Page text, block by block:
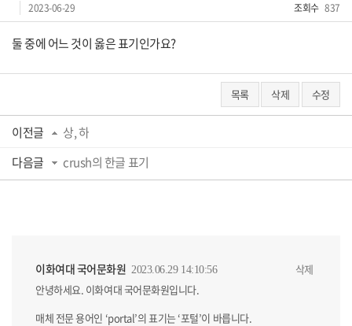
2023-06-29 조회수 837
둘 중에 어느 것이 옳은 표기인가요?
목록 삭제 수정
이전글
상, 하
다음글
crush의 한글 표기
이화여대 국어문화원 2023.06.29 14:10:56
안녕하세요. 이화여대 국어문화원입니다.
매체 전문 용어인 ‘portal’의 표기는 ‘포털’이 바릅니다.
삭제